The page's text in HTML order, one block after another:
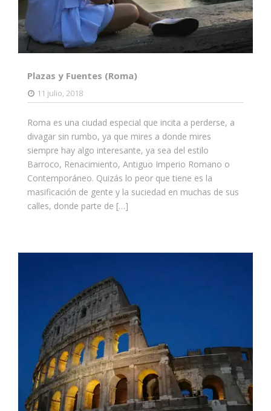
Plazas y Fuentes (Roma)
11 julio, 2018
Roma es una ciudad especial que incita a perderse, a
divagar sin rumbo, ya que mires a donde mires
siempre hay algo interesante, ya sea del estilo
Barroco, Renacimiento, Antiguo Imperio Romano o
Contemporáneo. Quizás lo peor que tiene es la
masificación de gente y la suciedad en muchas de sus
calles, donde parte de […]